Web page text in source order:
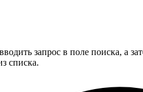
запрос в поле поиска, а
списка.